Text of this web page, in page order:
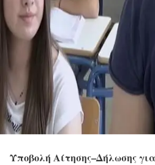
Υποβολή Αίτησης–Δήλωσης